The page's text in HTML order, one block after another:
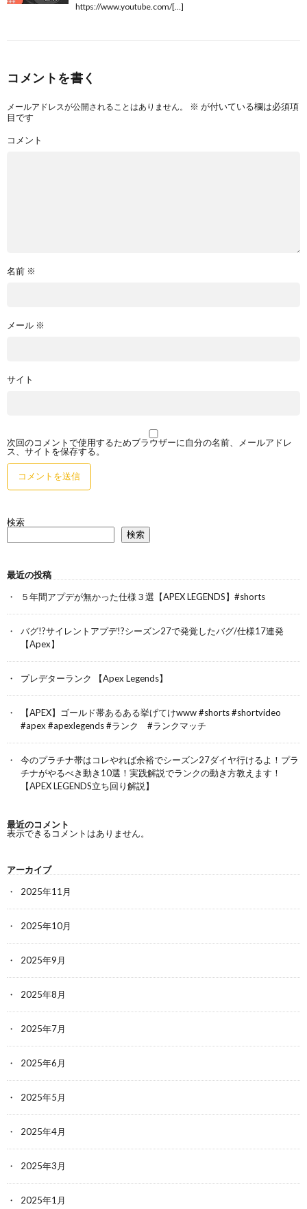
https://www.youtube.com/[…]
コメントを書く
メールアドレスが公開されることはありません。 ※ が付いている欄は必須項
目です
コメント
名前 ※
メール ※
サイト
次回のコメントで使用するためブラウザーに自分の名前、メールアドレ
ス、サイトを保存する。
検索
検索
最近の投稿
５年間アプデが無かった仕様３選【APEX LEGENDS】#shorts
バグ!?サイレントアプデ!?シーズン27で発覚したバグ/仕様17連発
【Apex】
プレデターランク 【Apex Legends】
【APEX】ゴールド帯あるある挙げてけwww #shorts #shortvideo
#apex #apexlegends #ランク #ランクマッチ
今のプラチナ帯はコレやれば余裕でシーズン27ダイヤ行けるよ！プラ
チナがやるべき動き10選！実践解説でランクの動き方教えます！
【APEX LEGENDS立ち回り解説】
最近のコメント
表示できるコメントはありません。
アーカイブ
2025年11月
2025年10月
2025年9月
2025年8月
2025年7月
2025年6月
2025年5月
2025年4月
2025年3月
2025年1月